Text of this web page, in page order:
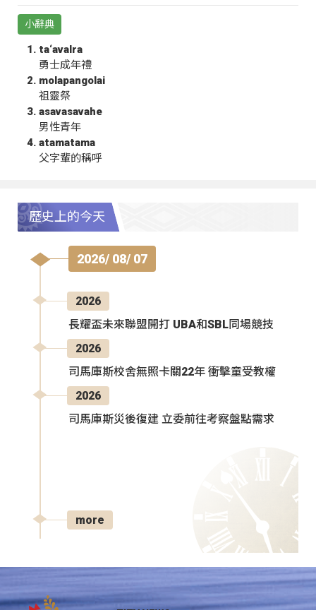
小辭典
ta‘avalra
勇士成年禮
molapangolai
祖靈祭
asavasavahe
男性青年
atamatama
父字輩的稱呼
歷史上的今天
2026/ 08/ 07
2026
長耀盃未來聯盟開打 UBA和SBL同場競技
2026
司馬庫斯校舍無照卡關22年 衝擊童受教權
2026
司馬庫斯災後復建 立委前往考察盤點需求
more